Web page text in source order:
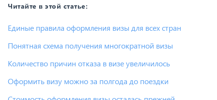
Читайте в этой статье:
Единые правила оформления визы для всех стран
Понятная схема получения многократной визы
Количество причин отказа в визе увеличилось
Оформить визу можно за полгода до поездки